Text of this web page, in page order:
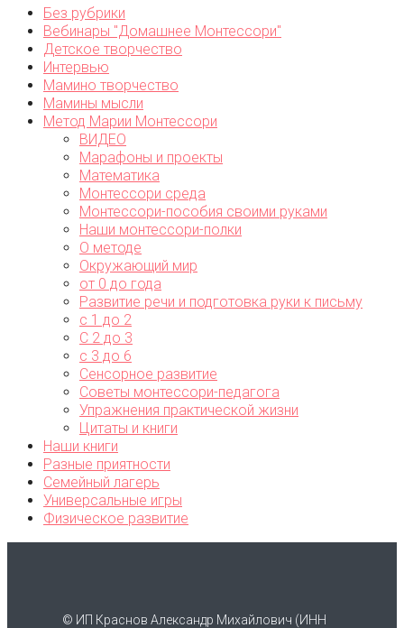
Без рубрики
Вебинары "Домашнее Монтессори"
Детское творчество
Интервью
Мамино творчество
Мамины мысли
Метод Марии Монтессори
ВИДЕО
Марафоны и проекты
Математика
Монтессори среда
Монтессори-пособия своими руками
Наши монтессори-полки
О методе
Окружающий мир
от 0 до года
Развитие речи и подготовка руки к письму
с 1 до 2
С 2 до 3
с 3 до 6
Сенсорное развитие
Советы монтессори-педагога
Упражнения практической жизни
Цитаты и книги
Наши книги
Разные приятности
Семейный лагерь
Универсальные игры
Физическое развитие
© ИП Краснов Александр Михайлович (ИНН